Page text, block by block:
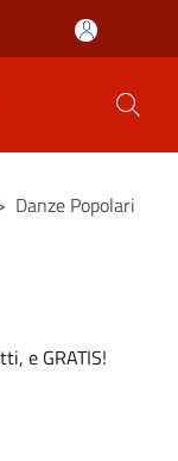
Danze Popolari
e GRATIS!